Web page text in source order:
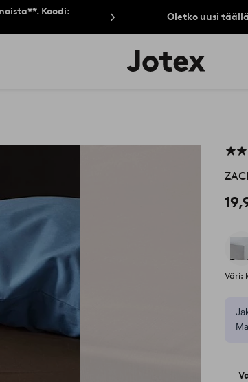
Koodi:
Oletko uusi
Jotex-
logo
Väri: